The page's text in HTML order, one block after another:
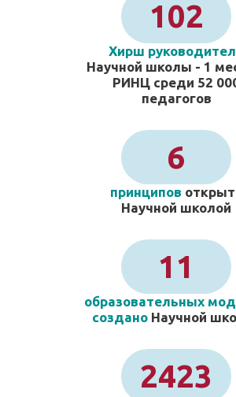
102
Хирш
Научной школы - 1
РИНЦ среди 52
педагогов
6
принципов
Научной школой
11
образовательных
создано Научной
2423